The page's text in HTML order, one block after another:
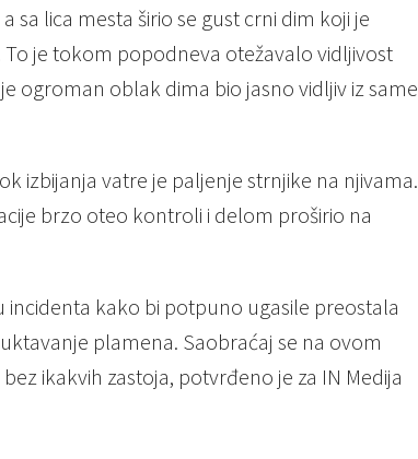
sa lica mesta širio se gust crni dim koji je
je tokom popodneva otežavalo vidljivost
ogroman oblak dima bio jasno vidljiv iz same
izbijanja vatre je paljenje strnjike na njivama.
brzo oteo kontroli i delom proširio na
kako bi potpuno ugasile preostala
plamena. Saobraćaj se na ovom
ikakvih zastoja, potvrđeno je za IN Medija